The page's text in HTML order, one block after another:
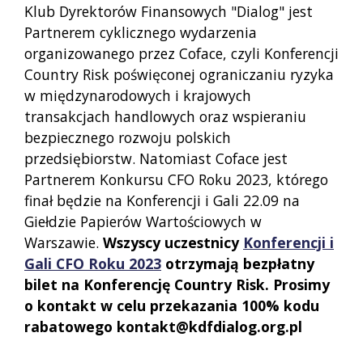
Klub Dyrektorów Finansowych "Dialog" jest
Partnerem cyklicznego wydarzenia
organizowanego przez Coface, czyli Konferencji
Country Risk poświęconej ograniczaniu ryzyka
w międzynarodowych i krajowych
transakcjach handlowych oraz wspieraniu
bezpiecznego rozwoju polskich
przedsiębiorstw. Natomiast Coface jest
Partnerem Konkursu CFO Roku 2023, którego
finał będzie na Konferencji i Gali 22.09 na
Giełdzie Papierów Wartościowych w
Warszawie. Wszyscy uczestnicy Konferencji i
Gali CFO Roku 2023 otrzymają bezpłatny
bilet na Konferencję Country Risk. Prosimy
o kontakt w celu przekazania 100% kodu
rabatowego kontakt@kdfdialog.org.pl